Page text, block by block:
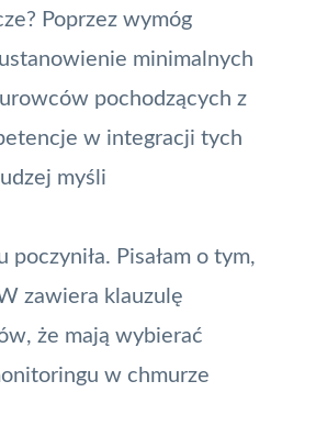
Poprzez wymóg
minimalnych
pochodzących z
w integracji tych
myśli
Pisałam o tym,
zawiera klauzulę
że mają wybierać
w chmurze